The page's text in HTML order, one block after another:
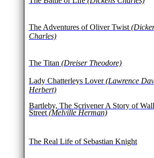
The Adventures of Oliver Twist
Charles)
The Titan (Dreiser Theodore)
Lady Chatterleys Lover(Lawrence
Herbert)
Bartleby, The Scrivener A Story of
Street (Melville Herman)
The Real Life of Sebastian Knight